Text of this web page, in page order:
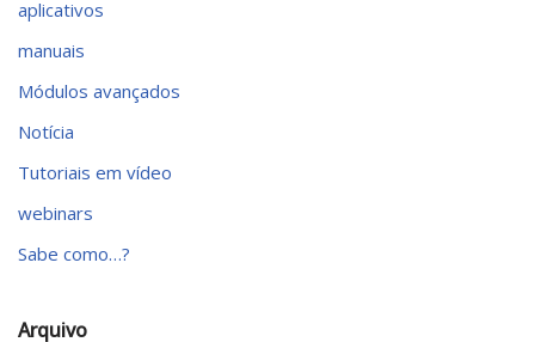
aplicativos
manuais
Módulos avançados
Notícia
Tutoriais em vídeo
webinars
Sabe como…?
Arquivo